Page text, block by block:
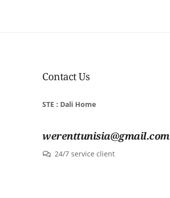
Contact Us
STE : Dali Home
werenttunisia@gmail.com
24/7 service client